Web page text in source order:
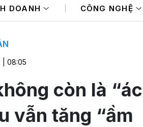
chỉ là nơi dừng chân: Tuyến LRT Phú
DOANH CÔNG NGHỆ
| 08:05
còn là “ác
vẫn tăng “ầm